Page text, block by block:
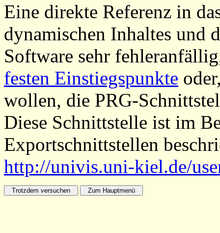
Eine direkte Referenz in
dynamischen Inhaltes und
Software sehr
festen Einstiegspunkte
wollen, die PRG-
Diese Schnittstelle ist im
Exportschnittstellen
http://univis.uni-kiel.de/